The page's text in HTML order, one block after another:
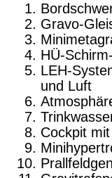
Gravo-
HÜ-
LEH-
und Luft
Cockpit